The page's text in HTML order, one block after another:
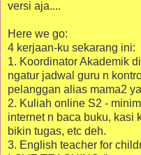
versi aja....
Here we go:
4 kerjaan-ku sekarang ini:
1. Koordinator Akademik
ngatur jadwal guru n
pelanggan alias mama2
2. Kuliah online S2 -
internet n baca buku, kasi
bikin tugas, etc deh.
3. English teacher for